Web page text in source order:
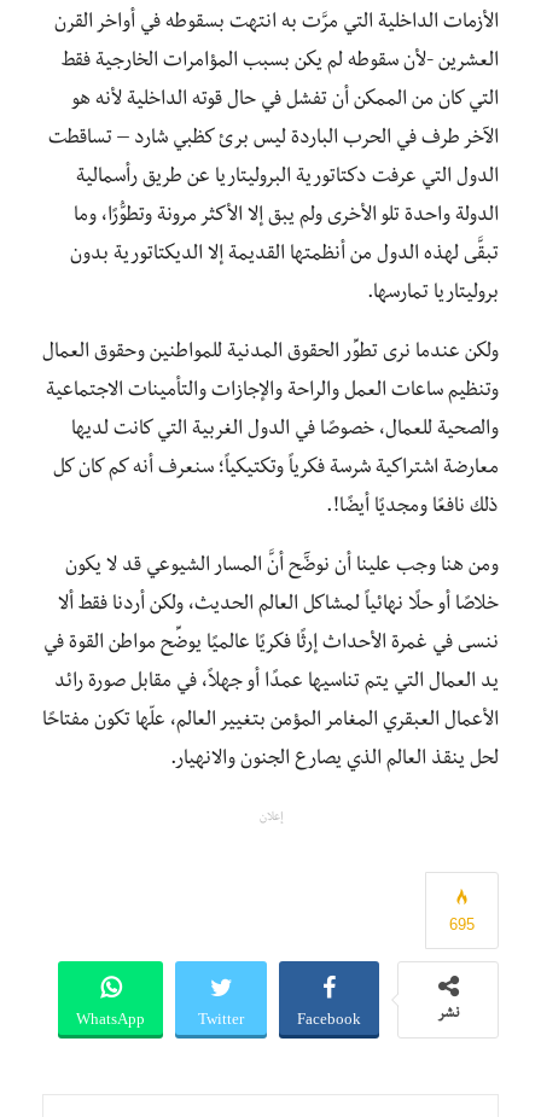
الأزمات الداخلية التي مرَّت به انتهت بسقوطه في أواخر القرن
العشرين -لأن سقوطه لم يكن بسبب المؤامرات الخارجية فقط
التي كان من الممكن أن تفشل في حال قوته الداخلية لأنه هو
الآخر طرف في الحرب الباردة ليس برئ كظبي شارد – تساقطت
الدول التي عرفت دكتاتورية البروليتاريا عن طريق رأسمالية
الدولة واحدة تلو الأخرى ولم يبق إلا الأكثر مرونة وتطوُّرًا، وما
تبقَّى لهذه الدول من أنظمتها القديمة إلا الديكتاتورية بدون
بروليتاريا تمارسها.
ولكن عندما نرى تطوِّر الحقوق المدنية للمواطنين وحقوق العمال
وتنظيم ساعات العمل والراحة والإجازات والتأمينات الاجتماعية
والصحية للعمال، خصوصًا في الدول الغربية التي كانت لديها
معارضة اشتراكية شرسة فكرياً وتكتيكياً؛ سنعرف أنه كم كان كل
ذلك نافعًا ومجديًا أيضًا!.
ومن هنا وجب علينا أن نوضّٓح أنَّ المسار الشيوعي قد لا يكون
خلاصًا أو حلًا نهائياً لمشاكل العالم الحديث، ولكن أردنا فقط ألا
ننسى في غمرة الأحداث إرثًا فكريًا عالميًا يوضِّح مواطن القوة في
يد العمال التي يتم تناسيها عمدًا أو جهلاً، في مقابل صورة رائد
الأعمال العبقري المغامر المؤمن بتغيير العالم، علّها تكون مفتاحًا
لحل ينقذ العالم الذي يصارع الجنون والانهيار.
إعلان
695
نشر Facebook
Twitter
WhatsApp